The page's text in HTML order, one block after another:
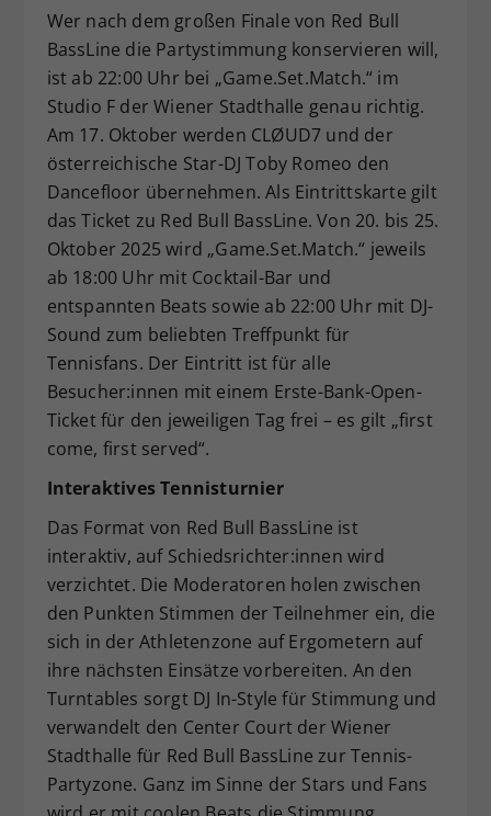
Wer nach dem großen Finale von Red Bull
BassLine die Partystimmung konservieren will,
ist ab 22:00 Uhr bei „Game.Set.Match.“ im
Studio F der Wiener Stadthalle genau richtig.
Am 17. Oktober werden CLØUD7 und der
österreichische Star-DJ Toby Romeo den
Dancefloor übernehmen. Als Eintrittskarte gilt
das Ticket zu Red Bull BassLine. Von 20. bis 25.
Oktober 2025 wird „Game.Set.Match.“ jeweils
ab 18:00 Uhr mit Cocktail-Bar und
entspannten Beats sowie ab 22:00 Uhr mit DJ-
Sound zum beliebten Treffpunkt für
Tennisfans. Der Eintritt ist für alle
Besucher:innen mit einem Erste-Bank-Open-
Ticket für den jeweiligen Tag frei – es gilt „first
come, first served“.
Interaktives Tennisturnier
Das Format von Red Bull BassLine ist
interaktiv, auf Schiedsrichter:innen wird
verzichtet. Die Moderatoren holen zwischen
den Punkten Stimmen der Teilnehmer ein, die
sich in der Athletenzone auf Ergometern auf
ihre nächsten Einsätze vorbereiten. An den
Turntables sorgt DJ In-Style für Stimmung und
verwandelt den Center Court der Wiener
Stadthalle für Red Bull BassLine zur Tennis-
Partyzone. Ganz im Sinne der Stars und Fans